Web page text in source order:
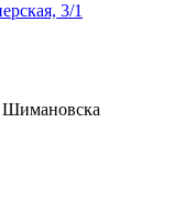
3/1
Шимановска